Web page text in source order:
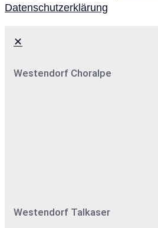
Datenschutzerklärung
✕
Westendorf Choralpe
Westendorf Talkaser